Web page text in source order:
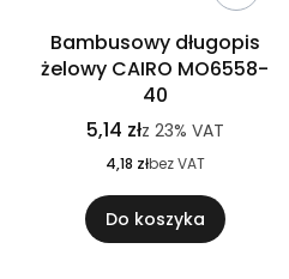
Bambusowy długopis
żelowy CAIRO MO6558-
40
5,14 złz 23% VAT
4,18 złbez VAT
Do koszyka